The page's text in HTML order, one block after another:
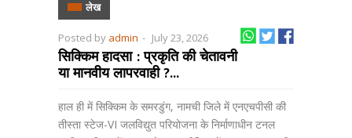
लेख
Posted by admin - July 23, 2026
सिक्किम हादसा : प्रकृति की चेतावनी
या मानवीय लापरवाही ?...
हाल ही में सिक्किम के समरडुंग, नामची जिले में एनएचपीसी की
तीस्ता स्टेज-VI जलविद्युत परियोजना के निर्माणाधीन टनल